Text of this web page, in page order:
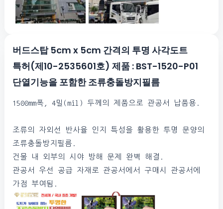
버드스탑 5cm x 5cm 간격의 투명 사각도트
특허(제10-2535601호) 제품 : BST-1520-P01
단열기능을 포함한 조류충돌방지필름​
1500mm폭, 4밀(mil) 두께의 제품으로 관공서 납품용.
조류의 자외선 반사율 인지 특성을 활용한 투명 문양의
조류충돌방지필름.
건물 내 외부의 시야 방해 문제 완벽 해결.
관공서 우선 공급 자재로 관공서에서 구매시 관공서에
가점 부여됨.